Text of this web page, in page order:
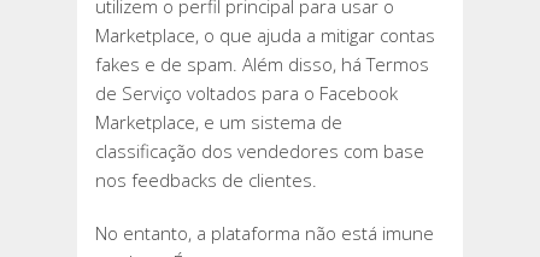
utilizem o perfil principal para usar o
Marketplace, o que ajuda a mitigar contas
fakes e de spam. Além disso, há Termos
de Serviço voltados para o Facebook
Marketplace, e um sistema de
classificação dos vendedores com base
nos feedbacks de clientes.
No entanto, a plataforma não está imune